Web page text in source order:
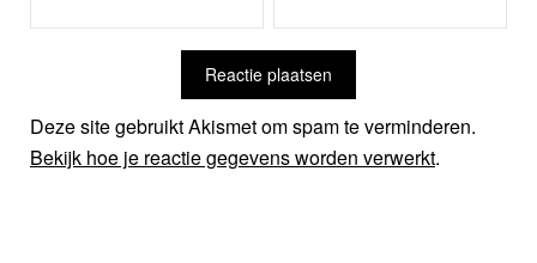
Deze site gebruikt Akismet om spam te verminderen.
Bekijk hoe je reactie gegevens worden verwerkt.